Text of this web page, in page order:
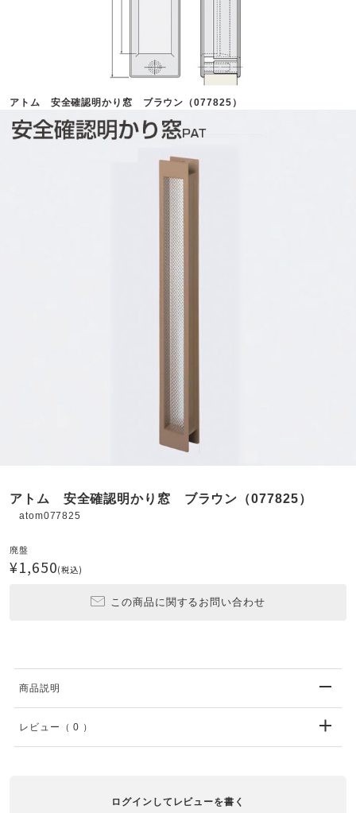
アトム 安全確認明かり窓 ブラウン（077825）
アトム 安全確認明かり窓 ブラウン（077825）
atom077825
廃盤
¥1,650(税込)
この商品に関するお問い合わせ
商品説明
レビュー （ 0 ）
ログインしてレビューを書く